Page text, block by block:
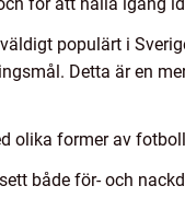
för att hålla igång
populärt i
Detta är en
olika former av
både för- och